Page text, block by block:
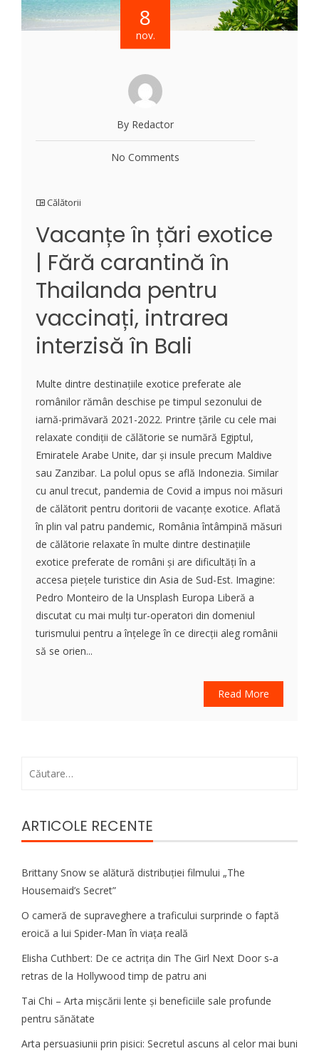
8
nov.
By Redactor
No Comments
Călătorii
Vacanțe în țări exotice
| Fără carantină în
Thailanda pentru
vaccinați, intrarea
interzisă în Bali
Multe dintre destinațiile exotice preferate ale
românilor rămân deschise pe timpul sezonului de
iarnă-primăvară 2021-2022. Printre țările cu cele mai
relaxate condiții de călătorie se numără Egiptul,
Emiratele Arabe Unite, dar și insule precum Maldive
sau Zanzibar. La polul opus se află Indonezia. Similar
cu anul trecut, pandemia de Covid a impus noi măsuri
de călătorit pentru doritorii de vacanțe exotice. Aflată
în plin val patru pandemic, România întâmpină măsuri
de călătorie relaxate în multe dintre destinațiile
exotice preferate de români și are dificultăți în a
accesa piețele turistice din Asia de Sud-Est. Imagine:
Pedro Monteiro de la Unsplash Europa Liberă a
discutat cu mai mulți tur-operatori din domeniul
turismului pentru a înțelege în ce direcții aleg românii
să se orien...
Read More
ARTICOLE RECENTE
Brittany Snow se alătură distribuției filmului „The
Housemaid’s Secret”
O cameră de supraveghere a traficului surprinde o faptă
eroică a lui Spider-Man în viața reală
Elisha Cuthbert: De ce actrița din The Girl Next Door s‑a
retras de la Hollywood timp de patru ani
Tai Chi – Arta mișcării lente și beneficiile sale profunde
pentru sănătate
Arta persuasiunii prin pisici: Secretul ascuns al celor mai buni